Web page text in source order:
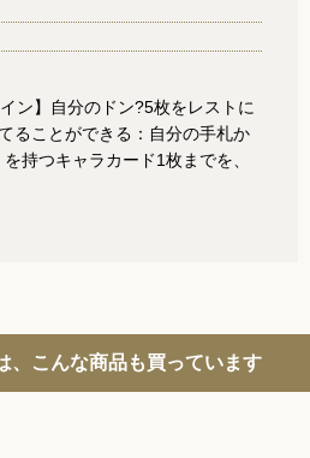
イン】自分のドン?5枚をレストに
ることができる：自分の手札か
持つキャラカード1枚までを、
、こんな商品も買っています